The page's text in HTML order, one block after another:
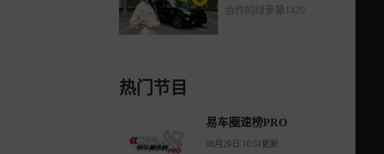
合作的绿萝藤1420
热门节目
易车圈速榜PRO
08月29日 10:51更新